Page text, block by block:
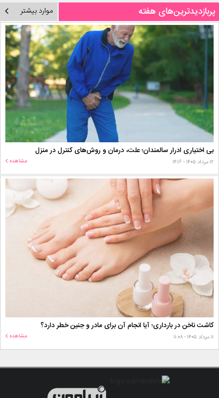
پربازدیدترین‌های هفته موارد بیشتر
بی اختیاری ادرار سالمندان؛ علت، درمان و روش‌های کنترل در منزل
۱۲ مرداد ۱۴۰۵ - ۱۴:۱۶ مشاهده
کاشت ناخن در بارداری؛ آیا انجام آن برای مادر و جنین خطر دارد؟
۱۱ مرداد ۱۴۰۵ - ۱۱:۰۸ مشاهده